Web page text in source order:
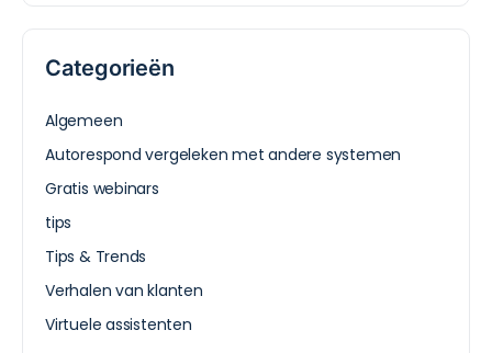
Categorieën
Algemeen
Autorespond vergeleken met andere systemen
Gratis webinars
tips
Tips & Trends
Verhalen van klanten
Virtuele assistenten